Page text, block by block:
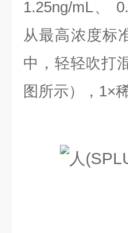
1.25ng/mL、
从最高浓度标
中，轻轻吹打
图所示），1×